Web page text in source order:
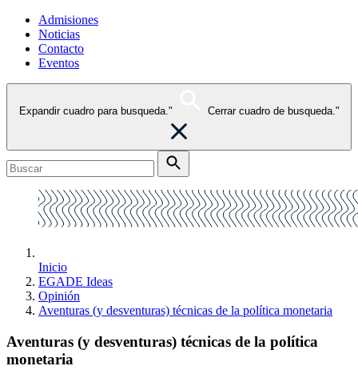
Admisiones
Noticias
Contacto
Eventos
Expandir cuadro para busqueda." Cerrar cuadro de busqueda."
Inicio
EGADE Ideas
Opinión
Aventuras (y desventuras) técnicas de la política monetaria
Aventuras (y desventuras) técnicas de la política
monetaria